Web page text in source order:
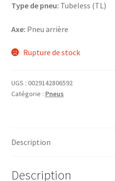
Type de pneu: Tubeless (TL)
Axe: Pneu arrière
Rupture de stock
UGS : 0029142806592
Catégorie : Pneus
Description
Description